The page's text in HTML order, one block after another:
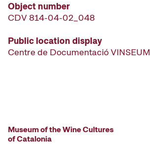
Object number
CDV 814-04-02_048
Public location display
Centre de Documentació VINSEUM
Museum of the Wine Cultures
of Catalonia